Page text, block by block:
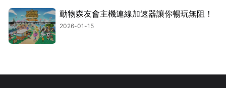
動物森友會主機連線加速器讓你暢玩無阻！
2026-01-15